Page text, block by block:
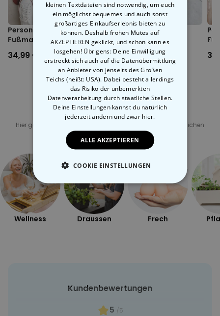
Personalisierbare
Fußmatte mit drei Zeilen
34,99 €
Personalisierbare
Fußmatte mit
Monogramm
34,99 €
Verwandte Kategorie
Hier geht's zu unseren anderen Kategorien mit ungewöhnlichen
Geschenken
Wellness Draussen Frech
Kundenbewertungen
5 /5
kleinen Textdateien sind notwendig, um euch
ein möglichst bequemes und auch sonst
großartiges Einkaufserlebnis bieten zu
können. Deshalb frohen Mutes auf
AKZEPTIEREN geklickt, und schon kann es
losgehen! Übrigens: Deine Einwilligung
erstreckt sich auch auf die Datenübermittlung
an Anbieter von jenseits des Großen
Teichs (heißt: USA). Dabei besteht allerdings
das Risiko der unbemerkten
Datenverarbeitung durch staatliche Stellen.
Deine Einstellungen kannst du natürlich
jederzeit ändern und zwar hier.
ALLE AKZEPTIEREN
COOKIE EINSTELLUNGEN
ESSENTIELL
PERFORMANCE